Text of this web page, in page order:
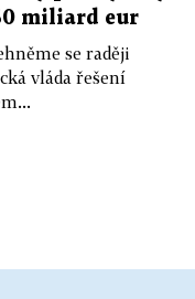
miliard eur
se raději
vláda řešení